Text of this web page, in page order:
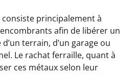
principalement à
afin de libérer un
d’un terrain, d’un garage ou
Le rachat ferraille, quant à
ces métaux selon leur